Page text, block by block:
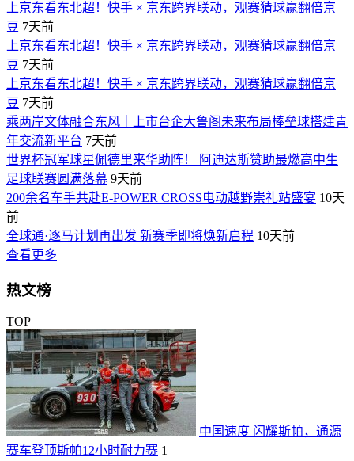
上京东看东北超！快手 × 京东跨界联动，观赛猜球赢翻倍京
豆 7天前
上京东看东北超！快手 × 京东跨界联动，观赛猜球赢翻倍京
豆 7天前
上京东看东北超！快手 × 京东跨界联动，观赛猜球赢翻倍京
豆 7天前
乘两岸文体融合东风｜上市台企大鲁阁未来布局棒垒球搭建青
年交流新平台 7天前
世界杯冠军球星佩德里来华助阵！ 阿迪达斯赞助最燃高中生
足球联赛圆满落幕 9天前
200余名车手共赴E-POWER CROSS电动越野崇礼站盛宴 10天
前
全球通·逐马计划再出发 新赛季即将焕新启程 10天前
查看更多
热文榜
TOP
中国速度 闪耀斯帕，通源
赛车登顶斯帕12小时耐力赛 1